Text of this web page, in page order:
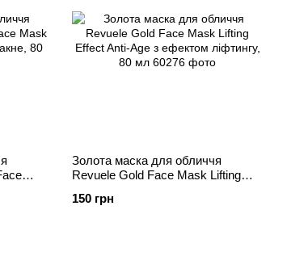
Золота маска для обличчя
Revuele Gold Face Mask Lifting
ліфтингу, 80 мл
150 грн